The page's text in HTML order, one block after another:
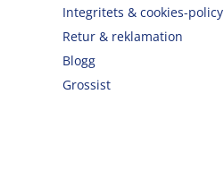
Integritets & cookies-policy
Retur & reklamation
Blogg
Grossist